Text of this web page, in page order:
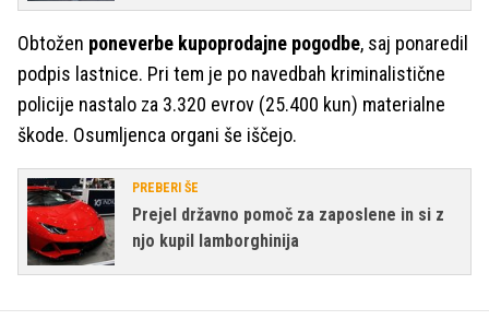
Obtožen poneverbe kupoprodajne pogodbe, saj ponaredil
podpis lastnice. Pri tem je po navedbah kriminalistične
policije nastalo za 3.320 evrov (25.400 kun) materialne
škode. Osumljenca organi še iščejo.
PREBERI ŠE
Prejel državno pomoč za zaposlene in si z
njo kupil lamborghinija